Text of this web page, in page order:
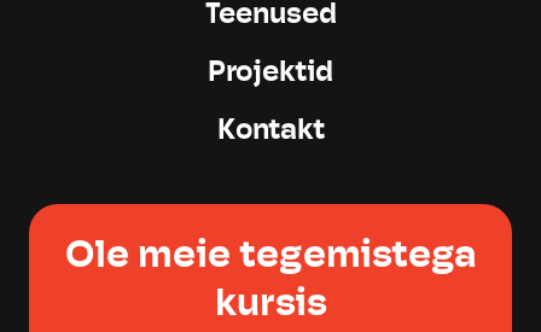
Teenused
Projektid
Kontakt
Ole meie tegemistega
kursis